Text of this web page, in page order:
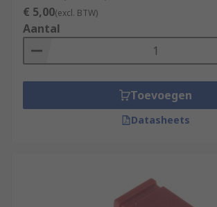
€ 5,00(excl. BTW)
Aantal
Toevoegen
Datasheets